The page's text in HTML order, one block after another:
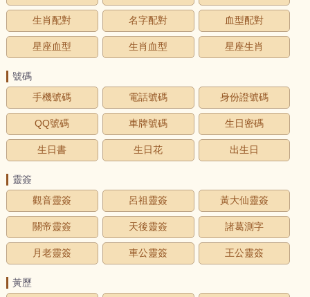
生肖配對 名字配對 血型配對
星座血型 生肖血型 星座生肖
號碼
手機號碼
電話號碼 身份證號碼
QQ號碼 車牌號碼 生日密碼
生日書 生日花 出生日
靈簽
觀音靈簽
呂祖靈簽 黃大仙靈簽
關帝靈簽 天後靈簽 諸葛測字
月老靈簽 車公靈簽 王公靈簽
黃歷